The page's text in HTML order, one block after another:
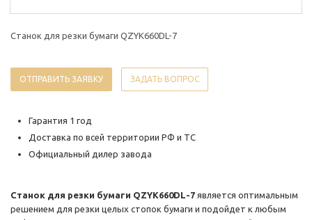
Станок для резки бумаги QZYK660DL-7
ОТПРАВИТЬ ЗАЯВКУ ЗАДАТЬ ВОПРОС
Гарантия 1 год
Доставка по всей территории РФ и ТС
Официальный дилер завода
Станок для резки бумаги QZYK660DL-7 является оптимальным
решением для резки целых стопок бумаги и подойдет к любым